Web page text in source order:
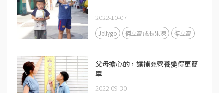
2022-10-07
Jellygo 傑立高成長果凍 傑立高
父母擔心的，讓補充營養變得更簡
單
2022-09-30